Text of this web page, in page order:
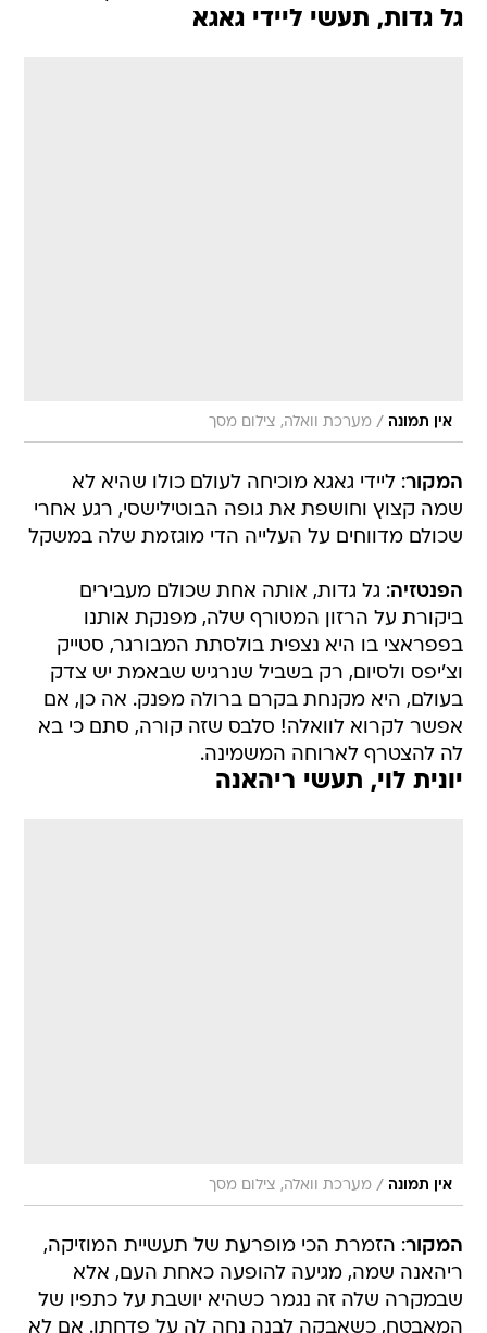
גל גדות, תעשי ליידי גאגא
אין תמונה / מערכת וואלה, צילום מסך
המקור: ליידי גאגא מוכיחה לעולם כולו שהיא לא
שמה קצוץ וחושפת את גופה הבוטילישסי, רגע אחרי
שכולם מדווחים על העלייה הדי מוגזמת שלה במשקל
הפנטזיה: גל גדות, אותה אחת שכולם מעבירים
ביקורת על הרזון המטורף שלה, מפנקת אותנו
בפפראצי בו היא נצפית בולסתת המבורגר, סטייק
וצ'יפס ולסיום, רק בשביל שנרגיש שבאמת יש צדק
בעולם, היא מקנחת בקרם ברולה מפנק. אה כן, אם
אפשר לקרוא לוואלה! סלבס שזה קורה, סתם כי בא
לה להצטרף לארוחה המשמינה.
יונית לוי, תעשי ריהאנה
אין תמונה / מערכת וואלה, צילום מסך
המקור: הזמרת הכי מופרעת של תעשיית המוזיקה,
ריהאנה שמה, מגיעה להופעה כאחת העם, אלא
שבמקרה שלה זה נגמר כשהיא יושבת על כתפיו של
המאבטח, כשאבקה לבנה נחה לה על פדחתו. אם לא